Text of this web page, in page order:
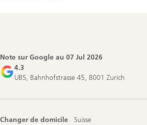
Note sur Google au 07 Jul 2026
4.3
UBS, Bahnhofstrasse 45, 8001 Zurich
Changer de domicile
Suisse